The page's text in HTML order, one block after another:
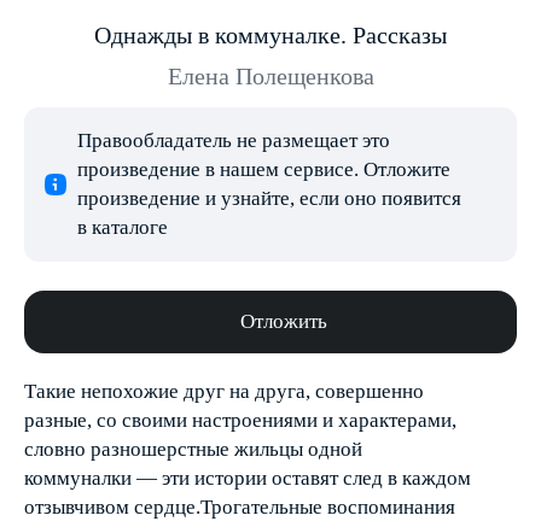
Однажды в коммуналке. Рассказы
Елена Полещенкова
Правообладатель не размещает это
произведение в нашем сервисе. Отложите
произведение и узнайте, если оно появится
в каталоге
Отложить
Такие непохожие друг на друга, совершенно
разные, со своими настроениями и характерами,
словно разношерстные жильцы одной
коммуналки — эти истории оставят след в каждом
отзывчивом сердце.Трогательные воспоминания